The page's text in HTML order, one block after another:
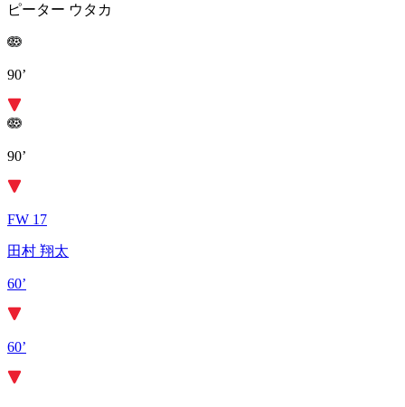
ピーター ウタカ
90’
90’
FW 17
田村 翔太
60’
60’